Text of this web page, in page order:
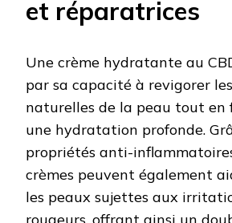
et réparatrices
Une crème hydratante au
par sa capacité à revigorer
naturelles de la peau tout en
une hydratation profonde.
propriétés anti-
crèmes peuvent également
les peaux sujettes aux